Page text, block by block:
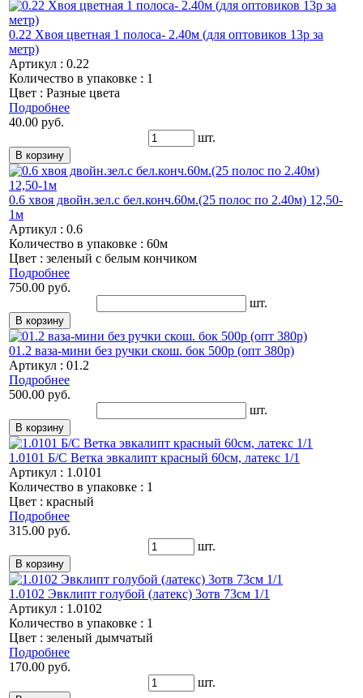
0.22 Хвоя цветная 1 полоса- 2.40м (для оптовиков 13р за
метр)
Артикул : 0.22
Количество в упаковке : 1
Цвет : Разные цвета
Подробнее
40.00 руб.
шт.
0.6 хвоя двойн.зел.с бел.конч.60м.(25 полос по 2.40м) 12,50-
1м
Артикул : 0.6
Количество в упаковке : 60м
Цвет : зеленый с белым кончиком
Подробнее
750.00 руб.
шт.
01.2 ваза-мини без ручки скош. бок 500р (опт 380р)
Артикул : 01.2
Подробнее
500.00 руб.
шт.
1.0101 Б/С Ветка эвкалипт красный 60см, латекс 1/1
Артикул : 1.0101
Количество в упаковке : 1
Цвет : красный
Подробнее
315.00 руб.
шт.
1.0102 Эвклипт голубой (латекс) 3отв 73см 1/1
Артикул : 1.0102
Количество в упаковке : 1
Цвет : зеленый дымчатый
Подробнее
170.00 руб.
шт.